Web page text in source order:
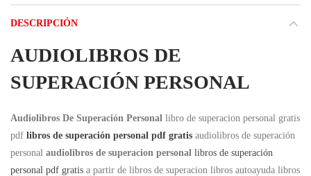
DESCRIPCIÓN
AUDIOLIBROS DE
SUPERACIÓN PERSONAL
Audiolibros De Superación Personal libro de superacion personal gratis
pdf libros de superación personal pdf gratis audiolibros de superación
personal audiolibros de superacion personal libros de superación
personal pdf gratis a partir de libros de superacion libros autoayuda libros